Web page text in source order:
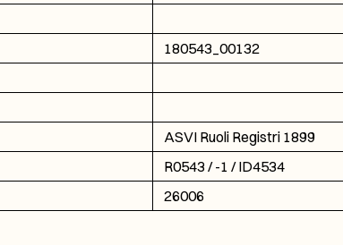
180543_00132
ASVI Ruoli Registri 1899
R0543 / -1 / ID4534
26006